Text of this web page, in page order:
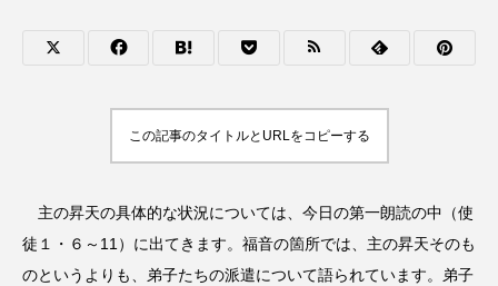
この記事のタイトルとURLをコピーする
主の昇天の具体的な状況については、今日の第一朗読の中（使
徒１・６～11）に出てきます。福音の箇所では、主の昇天そのも
のというよりも、弟子たちの派遣について語られています。弟子